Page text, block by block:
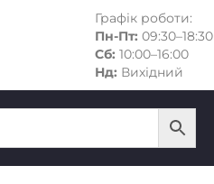
Графік роботи:
Пн-Пт: 09:30–18:30
Сб: 10:00–16:00
Нд: Вихідний